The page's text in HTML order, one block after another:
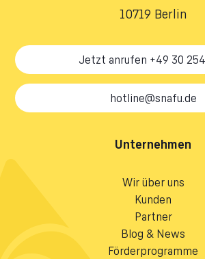
10719 Berlin
Jetzt anrufen +49 30
hotline@snafu.de
Unternehmen
Wir über uns
Kunden
Partner
Blog & News
Förderprogramme